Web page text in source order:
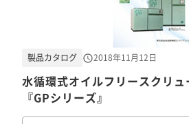
水循環式オイルフリースクリ
『GPシリーズ』
製品カタログ 2018年11月12日